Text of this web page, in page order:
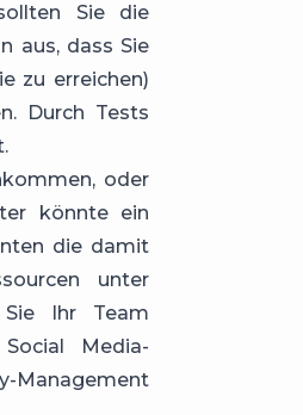
Sie die
aus, dass Sie
zu erreichen)
Durch Tests
oder
könnte ein
die damit
unter
Ihr Team
Media-